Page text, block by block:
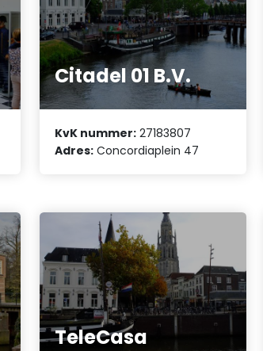
Citadel 01 B.V.
KvK nummer: 27183807
Adres: Concordiaplein 47
TeleCasa